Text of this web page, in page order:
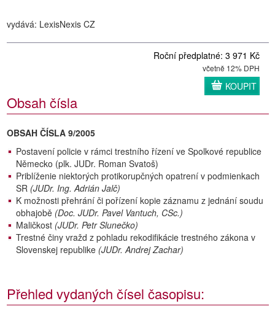
vydává: LexisNexis CZ
Roční předplatné: 3 971 Kč
včetně 12% DPH
KOUPIT
Obsah čísla
OBSAH ČÍSLA 9/2005
Postavení policie v rámci trestního řízení ve Spolkové republice
Německo (plk. JUDr. Roman Svatoš)
Priblíženie niektorých protikorupčných opatrení v podmienkach
SR (JUDr. Ing. Adrián Jalč)
K možnosti přehrání či pořízení kopie záznamu z jednání soudu
obhajobě (Doc. JUDr. Pavel Vantuch, CSc.)
Maličkost (JUDr. Petr Slunečko)
Trestné činy vražd z pohladu rekodifikácie trestného zákona v
Slovenskej republike (JUDr. Andrej Zachar)
Přehled vydaných čísel časopisu: